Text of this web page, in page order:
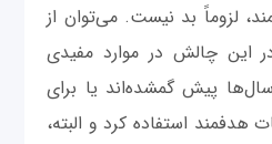
لزوماً بد نیست. می‌توان از
چالش در موارد مفیدی
پیش گمشده‌اند یا برای
هدفمند استفاده کرد و البته،